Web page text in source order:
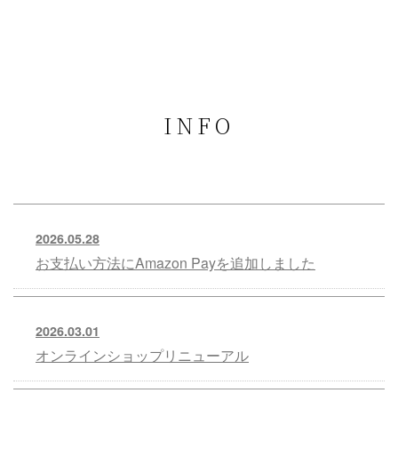
INFO
2026.05.28
お支払い方法にAmazon Payを追加しました
2026.03.01
オンラインショップリニューアル